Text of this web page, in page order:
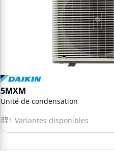
5MXM
Unité de condensation
1 Variantes disponibles